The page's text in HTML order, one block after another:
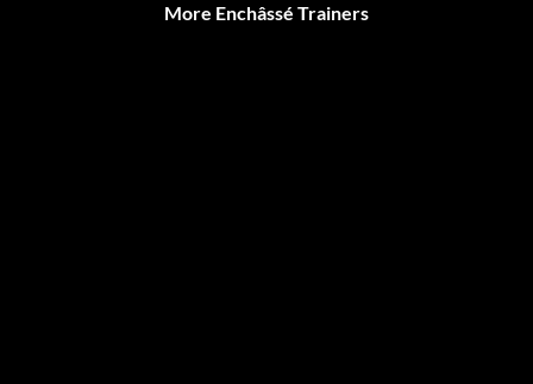
More Enchâssé Trainers